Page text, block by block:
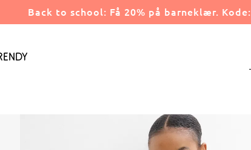
Back to school: Få 20% på barneklær. Kode: